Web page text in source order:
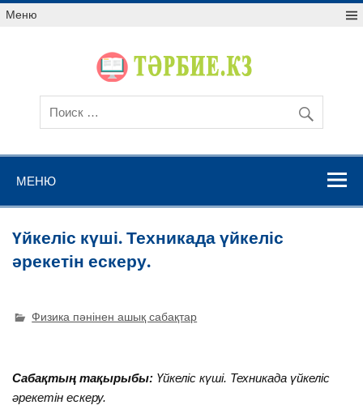
Меню
МЕНЮ
Үйкеліс күші. Техникада үйкеліс
әрекетін ескеру.
Физика пәнінен ашық сабақтар
Сабақтың тақырыбы: Үйкеліс күші. Техникада үйкеліс
әрекетін ескеру.